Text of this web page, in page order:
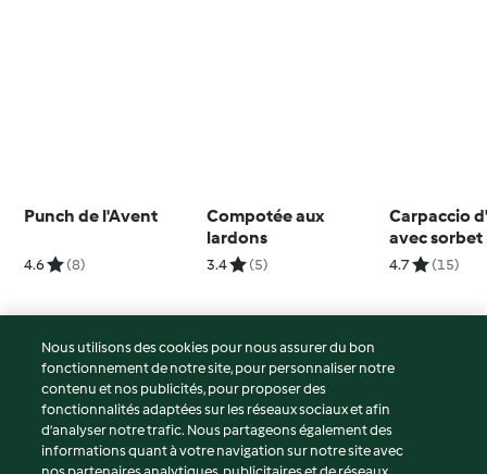
Punch de l'Avent
4.6 (8)
Compotée aux
lardons
3.4 (5)
Carpaccio
avec sorbet
4.7 (15)
© Copyright 2026
Conditions d'utilisation
Politique de confidentialité
Nous utilisons des cookies pour nous assurer du bon
fonctionnement de notre site, pour personnaliser notre
contenu et nos publicités, pour proposer des
fonctionnalités adaptées sur les réseaux sociaux et afin
d’analyser notre trafic. Nous partageons également des
informations quant à votre navigation sur notre site avec